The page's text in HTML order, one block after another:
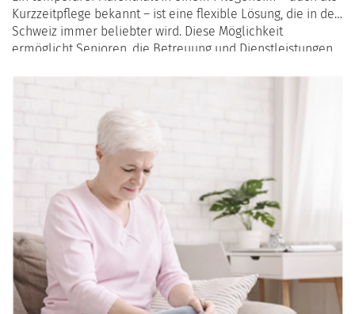
Kurzzeitpflege bekannt – ist eine flexible Lösung, die in der
Schweiz immer beliebter wird. Diese Möglichkeit
ermöglicht Senioren, die Betreuung und Dienstleistungen
Komfort und die Qualität eines Pflegeheims zu bewerten.